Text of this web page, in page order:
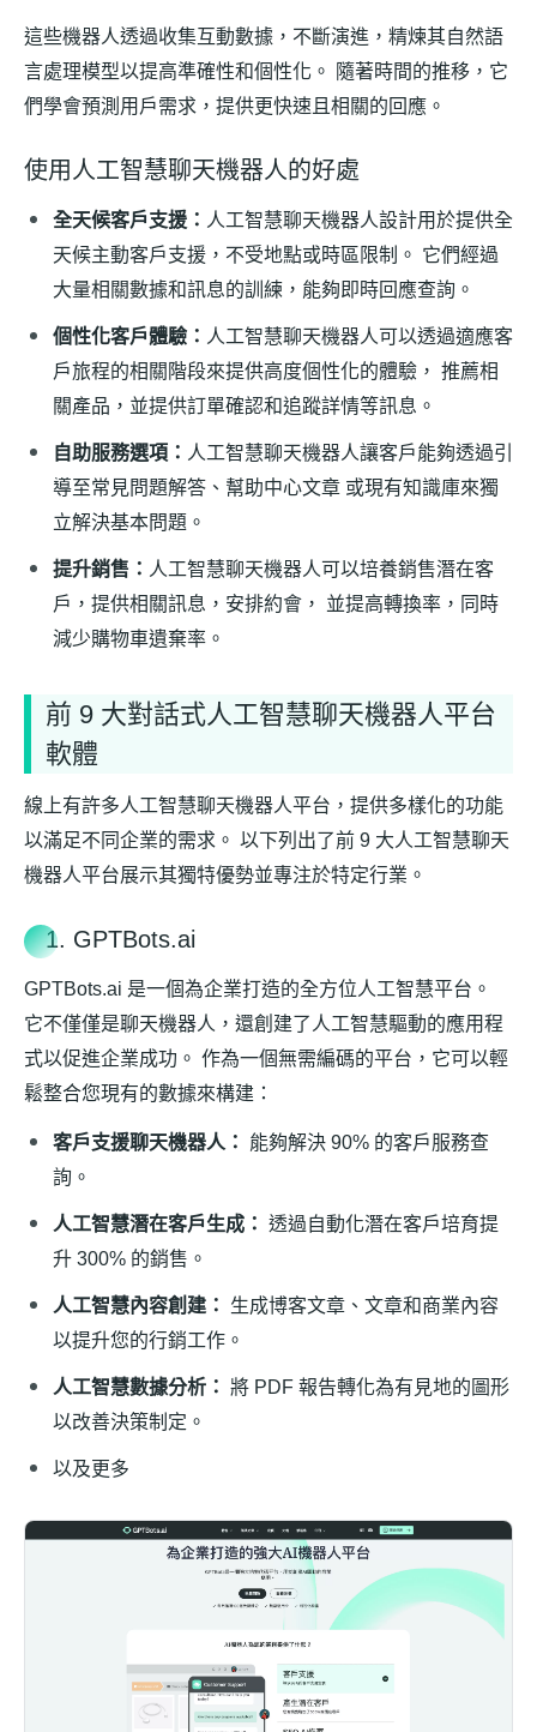
這些機器人透過收集互動數據，不斷演進，精煉其自然語
言處理模型以提高準確性和個性化。 隨著時間的推移，它
們學會預測用戶需求，提供更快速且相關的回應。
使用人工智慧聊天機器人的好處
全天候客戶支援： 人工智慧聊天機器人設計用於提供全
天候主動客戶支援，不受地點或時區限制。 它們經過
大量相關數據和訊息的訓練，能夠即時回應查詢。
個性化客戶體驗： 人工智慧聊天機器人可以透過適應客
戶旅程的相關階段來提供高度個性化的體驗， 推薦相
關產品，並提供訂單確認和追蹤詳情等訊息。
自助服務選項： 人工智慧聊天機器人讓客戶能夠透過引
導至常見問題解答、幫助中心文章 或現有知識庫來獨
立解決基本問題。
提升銷售： 人工智慧聊天機器人可以培養銷售潛在客
戶，提供相關訊息，安排約會， 並提高轉換率，同時
減少購物車遺棄率。
前 9 大對話式人工智慧聊天機器人平台
軟體
線上有許多人工智慧聊天機器人平台，提供多樣化的功能
以滿足不同企業的需求。 以下列出了前 9 大人工智慧聊天
機器人平台展示其獨特優勢並專注於特定行業。
1. GPTBots.ai
GPTBots.ai 是一個為企業打造的全方位人工智慧平台。
它不僅僅是聊天機器人，還創建了人工智慧驅動的應用程
式以促進企業成功。 作為一個無需編碼的平台，它可以輕
鬆整合您現有的數據來構建：
客戶支援聊天機器人：
能夠解決 90% 的客戶服務查
詢。
人工智慧潛在客戶生成： 透過自動化潛在客戶培育提
升 300% 的銷售。
人工智慧內容創建：
生成博客文章、文章和商業內容
以提升您的行銷工作。
人工智慧數據分析： 將 PDF 報告轉化為有見地的圖形
以改善決策制定。
以及更多